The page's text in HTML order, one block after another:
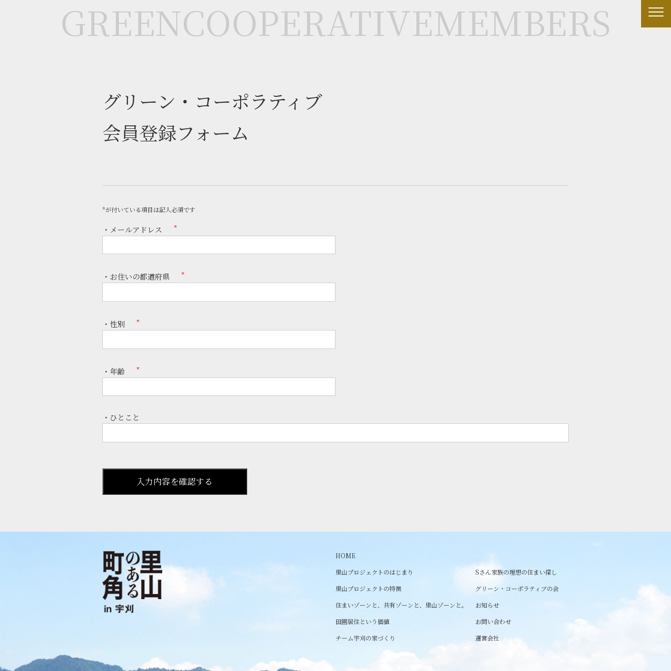
GREENCOOPERATIVEMEMBERS
グリーン・コーポラティブ
会員登録フォーム
*が付いている項目は記入必須です
・メールアドレス
・お住いの都道府県
・性別
・年齢
・ひとこと
HOME
里山プロジェクトのはじまり
Sさん家族の理想の住まい探し
里山プロジェクトの特徴
グリーン・コーポラティブの会
住まいゾーンと、共有ゾーンと、里山ゾーンと。
お知らせ
田園居住という価値
お問い合わせ
チーム宇刈の家づくり
運営会社